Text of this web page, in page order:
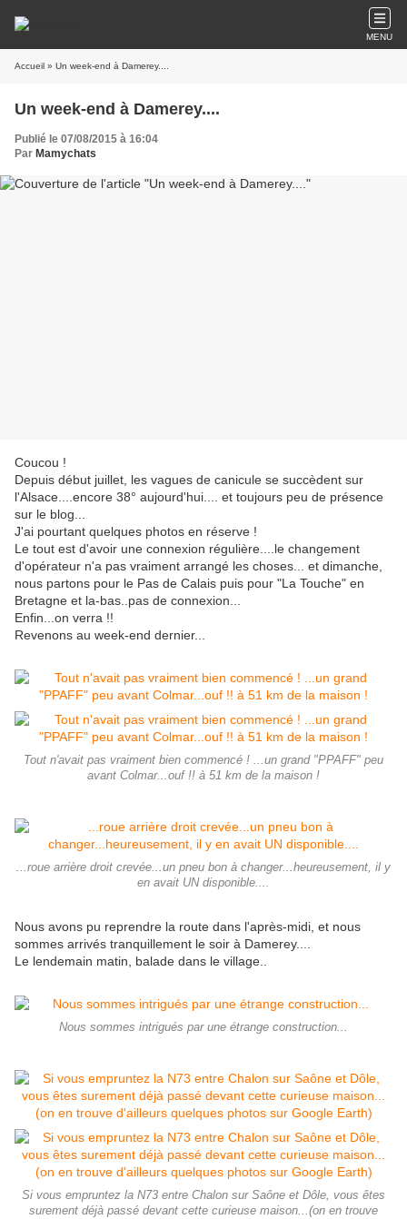
MENU
Accueil » Un week-end à Damerey....
Un week-end à Damerey....
Publié le 07/08/2015 à 16:04
Par Mamychats
Coucou !
Depuis début juillet, les vagues de canicule se succèdent sur
l'Alsace....encore 38° aujourd'hui.... et toujours peu de présence
sur le blog...
J'ai pourtant quelques photos en réserve !
Le tout est d'avoir une connexion régulière....le changement
d'opérateur n'a pas vraiment arrangé les choses... et dimanche,
nous partons pour le Pas de Calais puis pour "La Touche" en
Bretagne et la-bas..pas de connexion...
Enfin...on verra !!
Revenons au week-end dernier...
Tout n'avait pas vraiment bien commencé ! ...un grand "PPAFF" peu
avant Colmar...ouf !! à 51 km de la maison !
...roue arrière droit crevée...un pneu bon à changer...heureusement, il y
en avait UN disponible....
Nous avons pu reprendre la route dans l'après-midi, et nous
sommes arrivés tranquillement le soir à Damerey....
Le lendemain matin, balade dans le village..
Nous sommes intrigués par une étrange construction...
Si vous empruntez la N73 entre Chalon sur Saône et Dôle, vous êtes
surement déjà passé devant cette curieuse maison...(on en trouve